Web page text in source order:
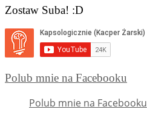
Zostaw Suba! :D
Polub mnie na Facebooku
Polub mnie na Facebooku